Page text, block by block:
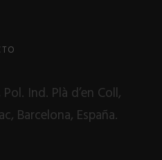
Ind. Plà d’en Coll,
Barcelona, España.